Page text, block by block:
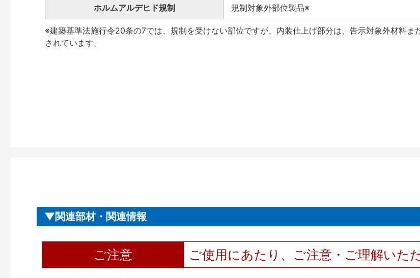
ホルムアルデヒド規制 規制対象外部位製品※
※建築基準法施行令20条の7では、規制を受けない部位ですが、内装仕上げ部分は、告示対象外材
されています。
関連部材・関連情報
ご注意 ご使用にあたり、ご注意・ご理解いた